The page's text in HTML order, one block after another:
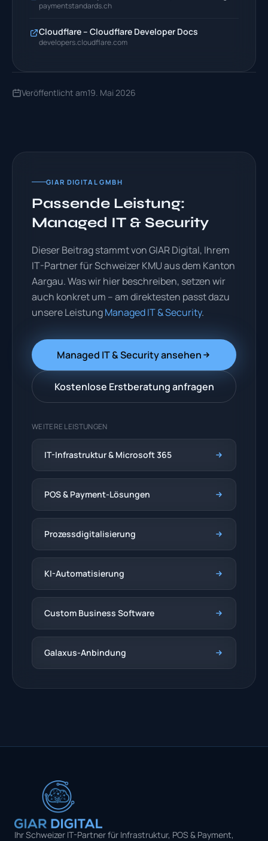
paymentstandards.ch
Cloudflare – Cloudflare Developer Docs
developers.cloudflare.com
Veröffentlicht am19. Mai 2026
GIAR DIGITAL GMBH
Passende Leistung:
Managed IT & Security
Dieser Beitrag stammt von GIAR Digital, Ihrem
IT-Partner für Schweizer KMU aus dem Kanton
Aargau. Was wir hier beschreiben, setzen wir
auch konkret um – am direktesten passt dazu
unsere LeistungManaged IT & Security.
Managed IT & Security ansehen
Kostenlose Erstberatung anfragen
WEITERE LEISTUNGEN
IT-Infrastruktur & Microsoft 365
POS & Payment-Lösungen
Prozessdigitalisierung
KI-Automatisierung
Custom Business Software
Galaxus-Anbindung
Ihr Schweizer IT-Partner für Infrastruktur, POS & Payment,